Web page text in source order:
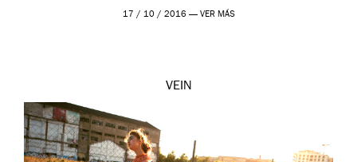
17 / 10 / 2016 — VER MÁS
VEIN